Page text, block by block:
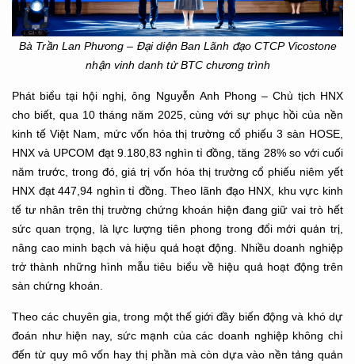
Bà Trần Lan Phương – Đại diện Ban Lãnh đạo CTCP Vicostone
nhận vinh danh từ BTC chương trình
Phát biểu tại hội nghị, ông Nguyễn Anh Phong – Chủ tịch HNX
cho biết, qua 10 tháng năm 2025, cùng với sự phục hồi của nền
kinh tế Việt Nam, mức vốn hóa thị trường cổ phiếu 3 sàn HOSE,
HNX và UPCOM đạt 9.180,83 nghìn tỉ đồng, tăng 28% so với cuối
năm trước, trong đó, giá trị vốn hóa thị trường cổ phiếu niêm yết
HNX đạt 447,94 nghìn tỉ đồng. Theo lãnh đạo HNX, khu vực kinh
tế tư nhân trên thị trường chứng khoán hiện đang giữ vai trò hết
sức quan trọng, là lực lượng tiên phong trong đổi mới quản trị,
nâng cao minh bạch và hiệu quả hoạt động. Nhiều doanh nghiệp
trở thành những hình mẫu tiêu biểu về hiệu quả hoạt động trên
sàn chứng khoán.
Theo các chuyên gia, trong một thế giới đầy biến động và khó dự
đoán như hiện nay, sức mạnh của các doanh nghiệp không chỉ
đến từ quy mô vốn hay thị phần mà còn dựa vào nền tảng quản